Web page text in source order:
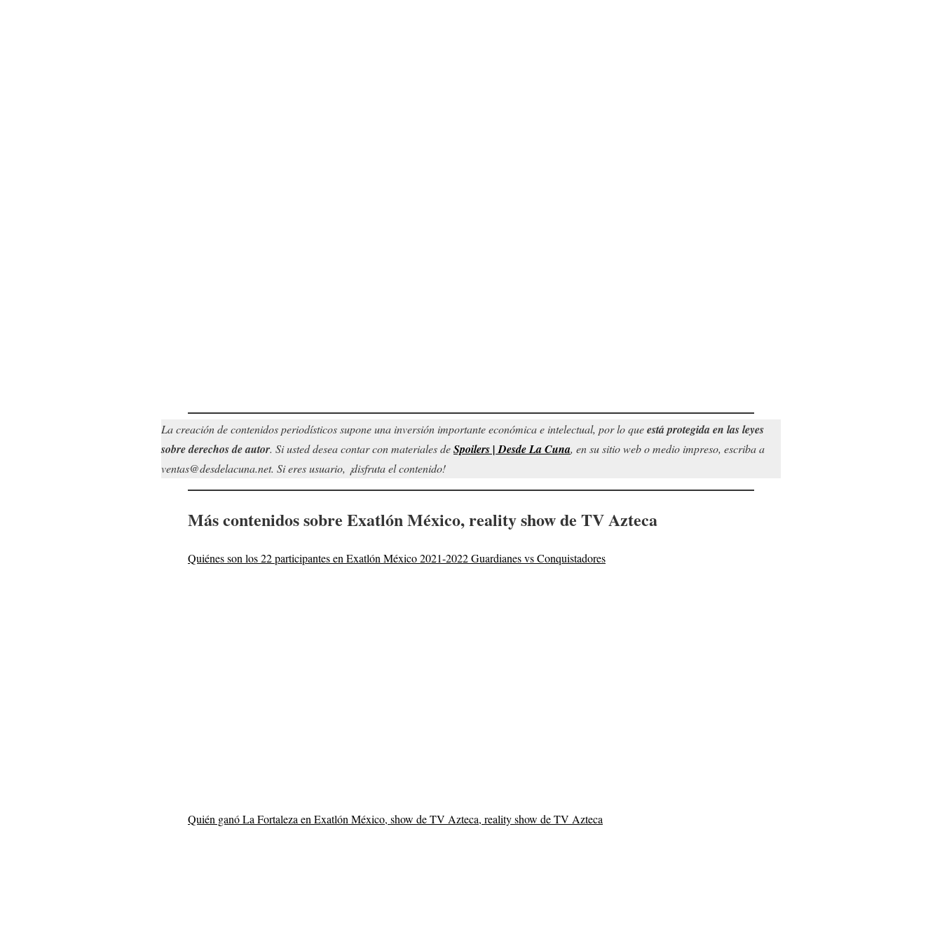
La creación de contenidos periodísticos supone una inversión importante económica e intelectual, por lo queestá protegida en las leyes
sobre derechos de autor. Si usted desea contar con materiales deSpoilers | Desde La Cuna, en su sitio web o medio impreso, escriba a
ventas@desdelacuna.net. Si eres usuario, ¡disfruta el contenido!
Más contenidos sobre Exatlón México, reality show de TV Azteca
Quiénes son los 22 participantes en Exatlón México 2021-2022 Guardianes vs Conquistadores
Quién ganó La Fortaleza en Exatlón México, show de TV Azteca, reality show de TV Azteca